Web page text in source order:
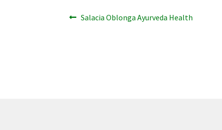
Bericht
Vorig
Salacia Oblonga Ayurveda Health